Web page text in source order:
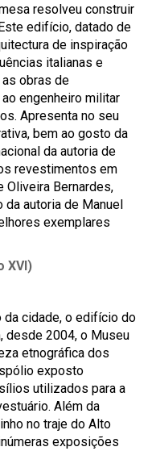
resolveu construir
edifício, datado de
de inspiração
italianas e
obras de
engenheiro militar
Apresenta no seu
bem ao gosto da
da autoria de
revestimentos em
Oliveira Bernardes,
autoria de Manuel
exemplares
XVI)
da cidade, o edifício do
desde 2004, o Museu
etnográfica dos
exposto
utilizados para a
Além da
no traje do Alto
exposições